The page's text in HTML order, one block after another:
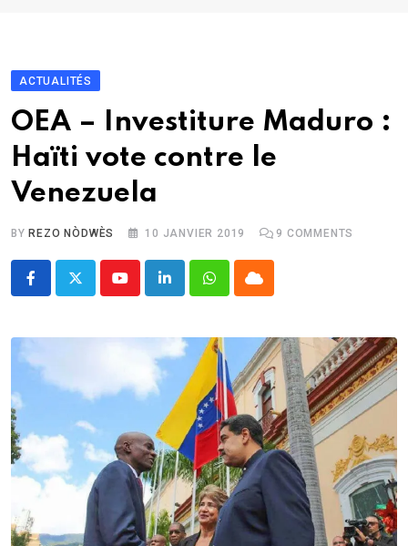
ACTUALITÉS
OEA – Investiture Maduro :
Haïti vote contre le
Venezuela
BY REZO NÒDWÈS 10 JANVIER 2019 9 COMMENTS
YoutubeLinkedInWhatsappCloud